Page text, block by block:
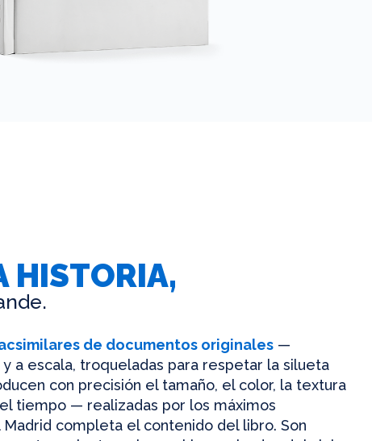
HISTORIA,
de documentos originales —
a escala, troqueladas para respetar la silueta
con precisión el tamaño, el color, la textura
tiempo — realizadas por los máximos
completa el contenido del libro. Son